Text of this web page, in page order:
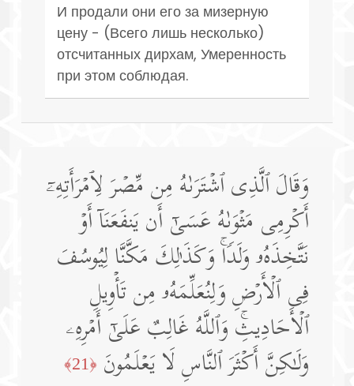
И продали они его за мизерную
цену - (Всего лишь несколько)
отсчитанных дирхам, Умеренность
при этом соблюдая.
وَقَالَ ٱلَّذِی ٱشۡتَرَىٰهُ مِن مِّصۡرَ لِٱمۡرَأَتِهِۦۤ
أَكۡرِمِی مَثۡوَىٰهُ عَسَىٰۤ أَن یَنفَعَنَاۤ أَوۡ
نَتَّخِذَهُۥ وَلَدࣰاۚ وَكَذَ ٰ⁠لِكَ مَكَّنَّا لِیُوسُفَ
فِی ٱلۡأَرۡضِ وَلِنُعَلِّمَهُۥ مِن تَأۡوِیلِ
ٱلۡأَحَادِیثِۚ وَٱللَّهُ غَالِبٌ عَلَىٰۤ أَمۡرِهِۦ
وَلَـٰكِنَّ أَكۡثَرَ ٱلنَّاسِ لَا یَعۡلَمُونَ ﴿21﴾